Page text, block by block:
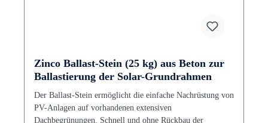
Zinco Ballast-Stein (25 kg) aus Beton zur
Ballastierung der Solar-Grundrahmen
Der Ballast-Stein ermöglicht die einfache Nachrüstung von
PV-Anlagen auf vorhandenen extensiven
Dachbegrünungen. Schnell und ohne Rückbau der